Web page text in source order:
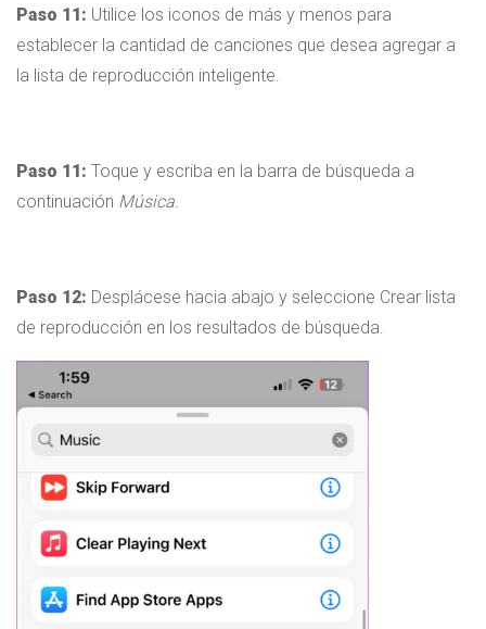
Paso 11: Utilice los iconos de más y menos para
establecer la cantidad de canciones que desea agregar a
la lista de reproducción inteligente.
Paso 11: Toque y escriba en la barra de búsqueda a
continuación Música.
Paso 12: Desplácese hacia abajo y seleccione Crear lista
de reproducción en los resultados de búsqueda.